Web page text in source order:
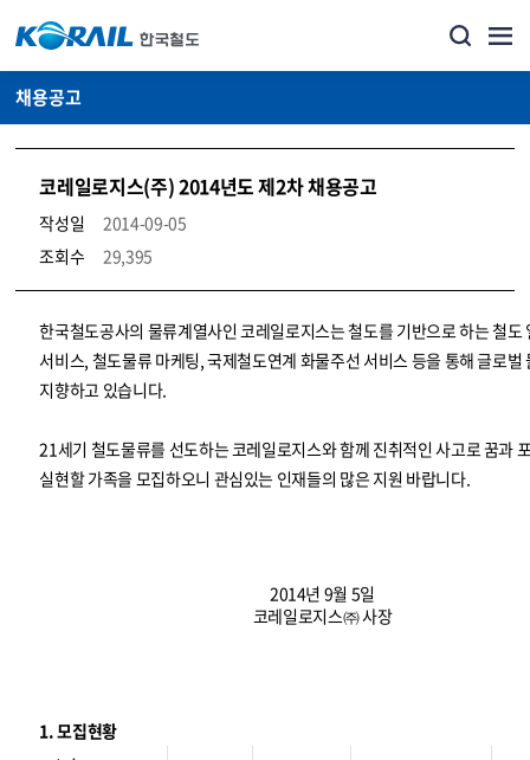
채용공고
코레일로지스(주) 2014년도 제2차 채용공고
작성일
2014-09-05
조회수
29,395
코레일소개_경영공시_채용공고 상세보기 – 내용, 파일, 담당자 연락처로 구성
한국철도공사의 물류계열사인 코레일로지스는 철도를 기반으로 하는 철도
서비스, 철도물류 마케팅, 국제철도연계 화물주선 서비스 등을 통해 글로벌
지향하고 있습니다.
21세기 철도물류를 선도하는 코레일로지스와 함께 진취적인 사고로 꿈과
실현할 가족을 모집하오니 관심있는 인재들의 많은 지원 바랍니다.
2014년 9월 5일
코레일로지스㈜ 사장
1. 모집현황